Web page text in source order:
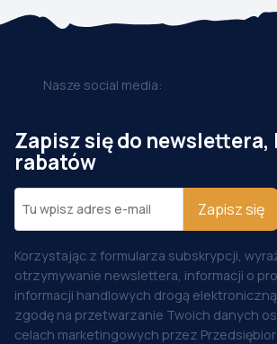
Nasze social media:
Zapisz się do
rabatów
Zapisz się
Korzystając z formularza subskrypcji,
otrzymywanie newslettera, informacji o
informacji handlowych drogą
zgodę na przetwarzanie Twoich danych
celach marketingowych przez